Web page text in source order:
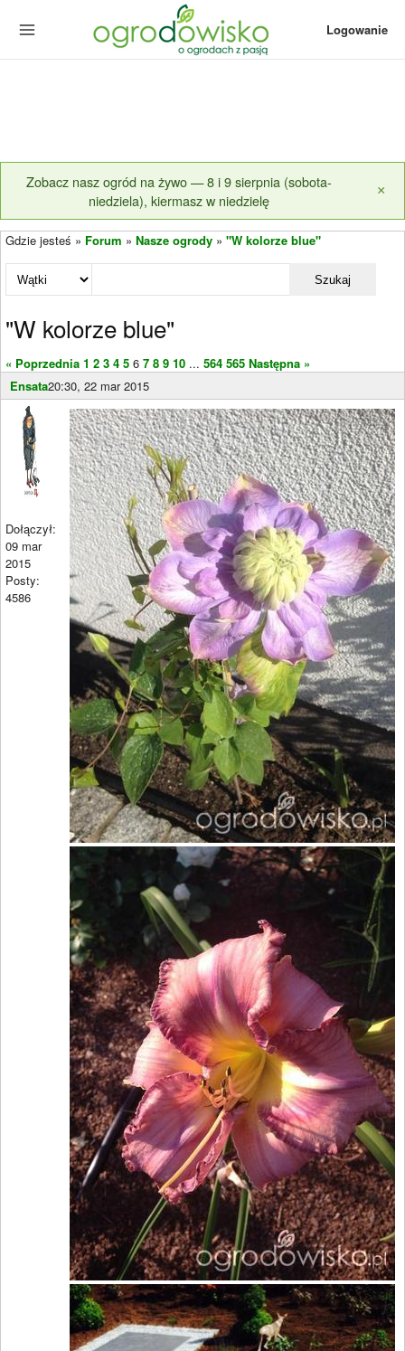
Logowanie
Zobacz nasz ogród na żywo — 8 i 9 sierpnia (sobota-
niedziela), kiermasz w niedzielę
×
Gdzie jesteś » Forum » Nasze ogrody » "W kolorze blue"
Szukaj
"W kolorze blue"
« Poprzednia 1 2 3 4 5 6 7 8 9 10 ... 564 565 Następna »
Ensata20:30, 22 mar 2015
Dołączył:
09 mar
2015
Posty:
4586